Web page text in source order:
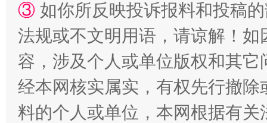
“蜀中异人”王建安的艺术幻境
③ 如你所反映投诉报料和投稿
法规或不文明用语，请谅解！
容，涉及个人或单位版权和其它
经本网核实属实，有权先行撤
料的个人或单位，本网根据有